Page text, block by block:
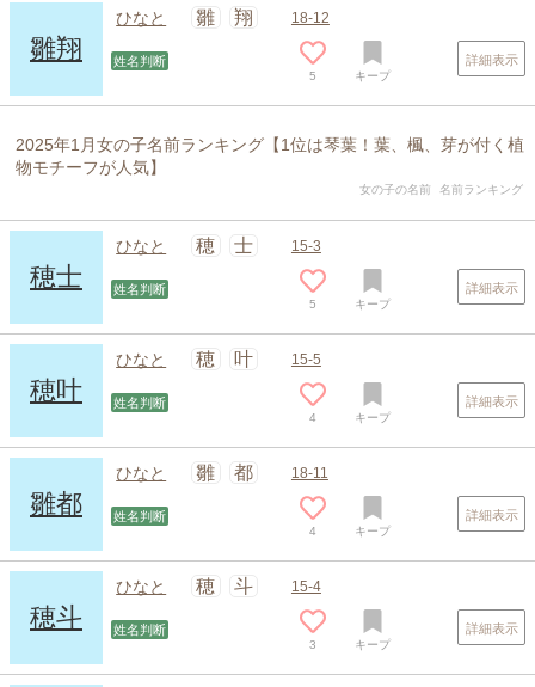
雛翔
ひなと 雛 翔 18-12
姓名判断
5 キープ
詳細表示
2025年1月女の子名前ランキング【1位は琴葉！葉、楓、芽が付く植
物モチーフが人気】
女の子の名前 名前ランキング
穂士
ひなと 穂 士 15-3
姓名判断
5 キープ
詳細表示
穂叶
ひなと 穂 叶 15-5
姓名判断
4 キープ
詳細表示
雛都
ひなと 雛 都 18-11
姓名判断
4 キープ
詳細表示
穂斗
ひなと 穂 斗 15-4
姓名判断
3 キープ
詳細表示